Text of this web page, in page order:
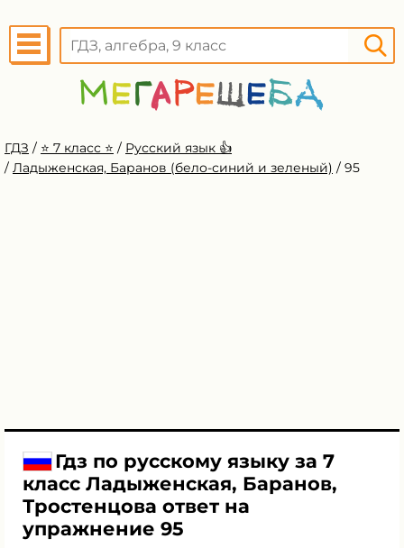
ГДЗ / ⭐️ 7 класс ⭐️ / Русский язык 👍
/ Ладыженская, Баранов (бело-синий и зеленый) / 95
Гдз по русскому языку за 7
класс Ладыженская, Баранов,
Тростенцова ответ на
упражнение 95